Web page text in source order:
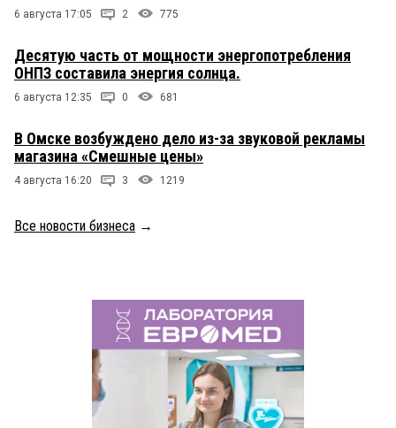
6 августа 17:05 2 775
Десятую часть от мощности энергопотребления
ОНПЗ составила энергия солнца.
6 августа 12:35 0 681
В Омске возбуждено дело из-за звуковой рекламы
магазина «Смешные цены»
4 августа 16:20 3 1219
Все новости бизнеса →